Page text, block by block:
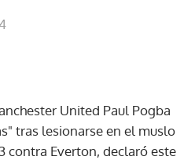
United Paul Pogba
tras lesionarse en el muslo
contra Everton, declaró este